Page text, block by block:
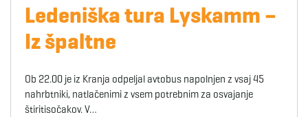
Ledeniška tura Lyskamm –
Iz špaltne
Ob 22.00 je iz Kranja odpeljal avtobus napolnjen z vsaj 45
nahrbtniki, natlačenimi z vsem potrebnim za osvajanje
štiritisočakov. V…